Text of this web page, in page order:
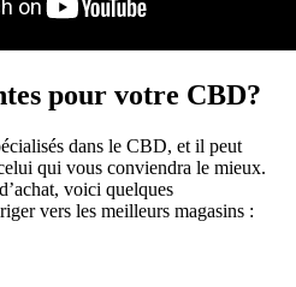
pour votre CBD?
dans le CBD, et il peut
qui vous conviendra le mieux.
voici quelques
vers les meilleurs magasins :